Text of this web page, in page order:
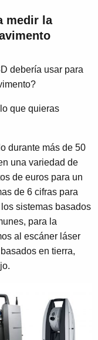
medir la
debería usar para
que quieras
durante más de 50
una variedad de
de euros para un
de 6 cifras para
sistemas basados
para la
al escáner láser
en tierra,